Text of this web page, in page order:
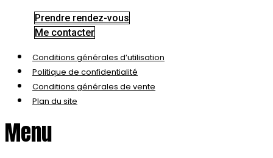
Prendre rendez-vous
Me contacter
Conditions générales d’utilisation
Politique de confidentialité
Conditions générales de vente
Plan du site
Menu